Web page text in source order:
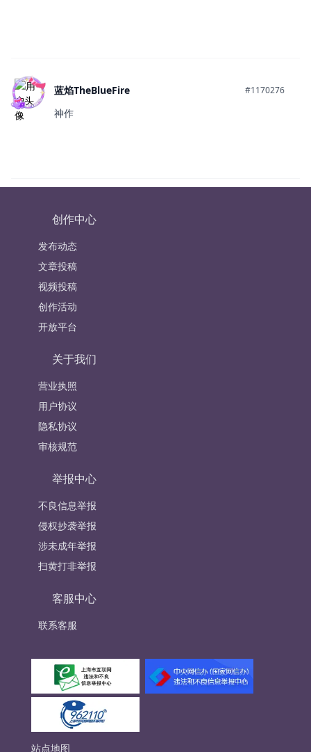
蓝焰TheBlueFire #1170276
神作
创作中心
发布动态
文章投稿
视频投稿
创作活动
开放平台
关于我们
营业执照
用户协议
隐私协议
审核规范
举报中心
不良信息举报
侵权抄袭举报
涉未成年举报
扫黄打非举报
客服中心
联系客服
站点地图